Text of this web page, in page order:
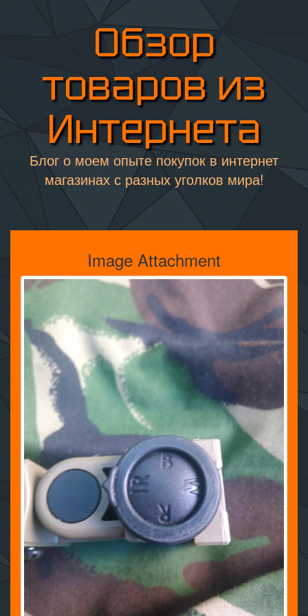
Обзор
товаров из
Интернета
Блог о моем опыте покупок в интернет
магазинах с разных уголков мира!
Image Attachment